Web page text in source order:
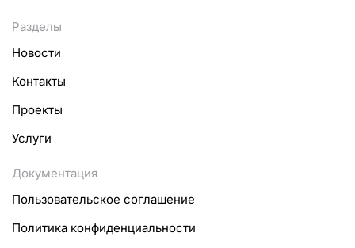
Разделы
Новости
Контакты
Проекты
Услуги
Документация
Пользовательское соглашение
Политика конфиденциальности